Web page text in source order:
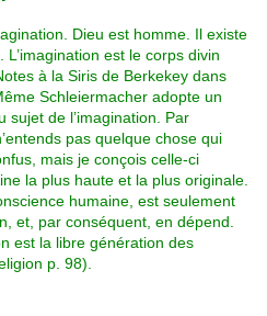
Dieu est homme. Il existe
est le corps divin
à la Siris de Berkekey dans
Schleiermacher adopte un
sujet de l’imagination. Par
pas quelque chose qui
mais je conçois celle-ci
la plus haute et la plus originale.
humaine, est seulement
et, par conséquent, en dépend.
est la libre génération des
p. 98).